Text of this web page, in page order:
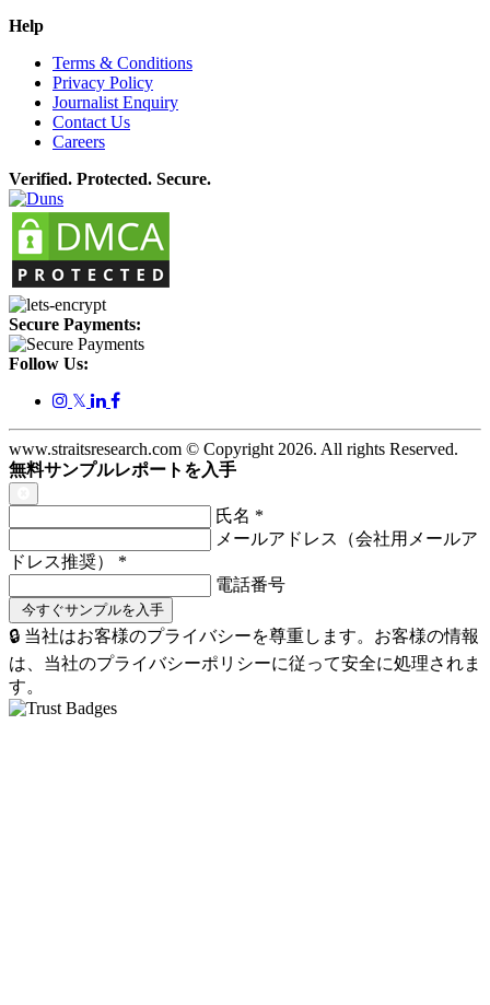
Help
Terms & Conditions
Privacy Policy
Journalist Enquiry
Contact Us
Careers
Verified. Protected. Secure.
Secure Payments:
Follow Us:
𝕏
www.straitsresearch.com © Copyright 2026. All rights Reserved.
無料サンプルレポートを入手
氏名 *
メールアドレス（会社用メールア
ドレス推奨） *
電話番号
🔒 当社はお客様のプライバシーを尊重します。お客様の情報
は、当社のプライバシーポリシーに従って安全に処理されま
す。